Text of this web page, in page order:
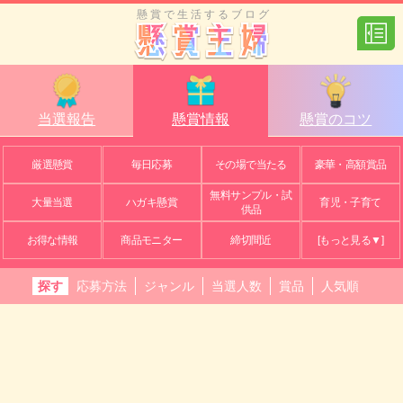
懸賞で生活するブログ
当選報告 懸賞情報 懸賞のコツ
厳選懸賞 毎日応募 その場で当たる 豪華・高額賞品
大量当選 ハガキ懸賞
無料サンプル・試
供品
育児・子育て
お得な情報 商品モニター 締切間近 [もっと見る▼]
探す 応募方法 ジャンル 当選人数 賞品 人気順